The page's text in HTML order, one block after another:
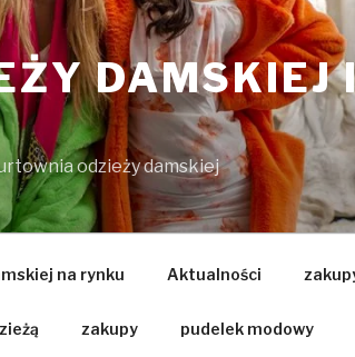
DAMSKIEJ
odzieży damskiej
na rynku Aktualności
zakupy pudelek modowy